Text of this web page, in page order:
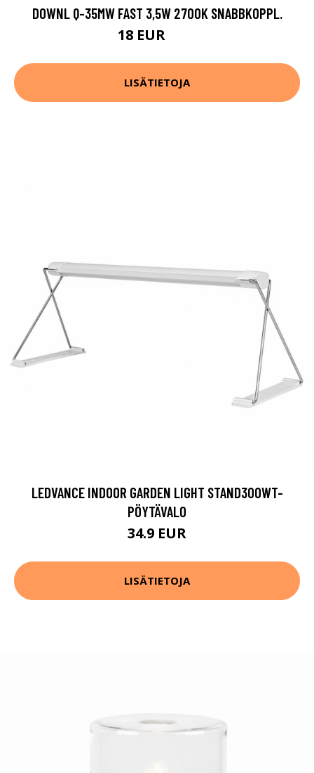
DOWNL Q-35MW FAST 3,5W 2700K SNABBKOPPL.
18 EUR
LISÄTIETOJA
LEDVANCE INDOOR GARDEN LIGHT STAND300WT-
PÖYTÄVALO
34.9 EUR
LISÄTIETOJA